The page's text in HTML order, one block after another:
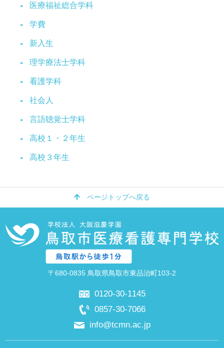
医療福祉総合学科
学費
新入生
理学療法士学科
看護学科
社会人
言語聴覚士学科
高校１・２年生
高校３年生
ページトップへ戻る
〒680-0835 鳥取県鳥取市東品治町103-2
0120-30-1145
0857-30-7066
info@tcmn.ac.jp